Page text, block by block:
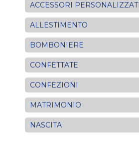
ACCESSORI PERSONALIZZATI
ALLESTIMENTO
BOMBONIERE
CONFETTATE
CONFEZIONI
MATRIMONIO
NASCITA